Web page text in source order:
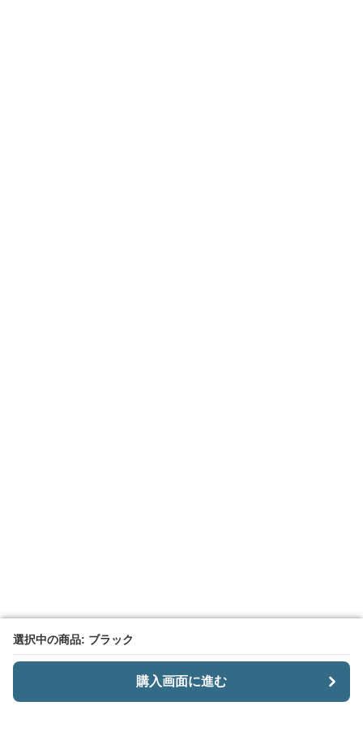
選択中の商品: ブラック
購入画面に進む
選択中の商品: ブラック
購入画面に進む